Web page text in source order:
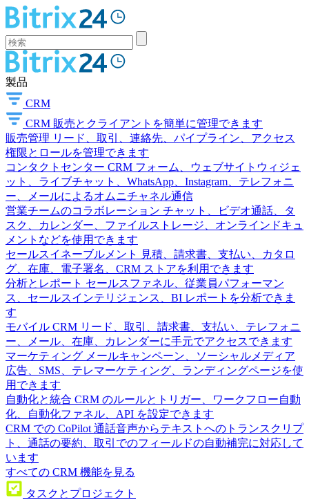
製品
CRM
CRM 販売とクライアントを簡単に管理できます
販売管理 リード、取引、連絡先、パイプライン、アクセス
権限とロールを管理できます
コンタクトセンター CRM フォーム、ウェブサイトウィジェ
ット、ライブチャット、WhatsApp、Instagram、テレフォニ
ー、メールによるオムニチャネル通信
営業チームのコラボレーション チャット、ビデオ通話、タ
スク、カレンダー、ファイルストレージ、オンラインドキュ
メントなどを使用できます
セールスイネーブルメント
見積、請求書、支払い、カタロ
グ、在庫、電子署名、CRM ストアを利用できます
分析とレポート セールスファネル、従業員パフォーマン
ス、セールスインテリジェンス、BI レポートを分析できま
す
モバイル CRM リード、取引、請求書、支払い、テレフォニ
ー、メール、在庫、カレンダーに手元でアクセスできます
マーケティング メールキャンペーン、ソーシャルメディア
広告、SMS、テレマーケティング、ランディングページを使
用できます
自動化と統合 CRM のルールとトリガー、ワークフロー自動
化、自動化ファネル、API を設定できます
CRM での CoPilot 通話音声からテキストへのトランスクリプ
ト、通話の要約、取引でのフィールドの自動補完に対応して
います
すべての CRM 機能を見る
タスクとプロジェクト